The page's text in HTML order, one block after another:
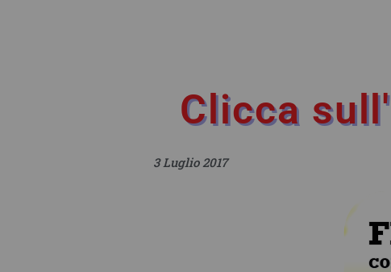
Clicca
3 Luglio 2017